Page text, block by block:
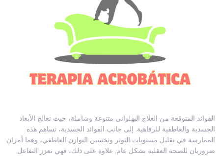
الفوائد المتوقعة من العلاج البهلواني متنوعة وشاملة، حيث تعالج الأبعاد
الجسدية والعاطفية للرفاهية. إلى جانب الفوائد الجسدية، تساهم هذه
الممارسة في تقليل مستويات التوتر وتحسين التوازن العاطفي، وهما أمران
ضروريان للصحة العقلية بشكل عام. علاوة على ذلك، فهي تعزز التفاعل